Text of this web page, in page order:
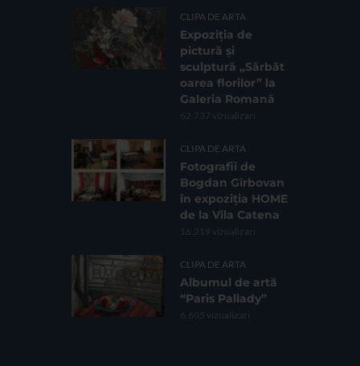
CLIPA DE ARTA
Expoziția de
pictură și
sculptură „Sărbăt
oarea florilor” la
Galeria Romană
62.737 vizualizari
CLIPA DE ARTA
Fotografii de
Bogdan Gîrbovan
în expoziția HOME
de la Vila Catena
16.219 vizualizari
CLIPA DE ARTA
Albumul de artă
“Paris Pallady”
6.605 vizualizari